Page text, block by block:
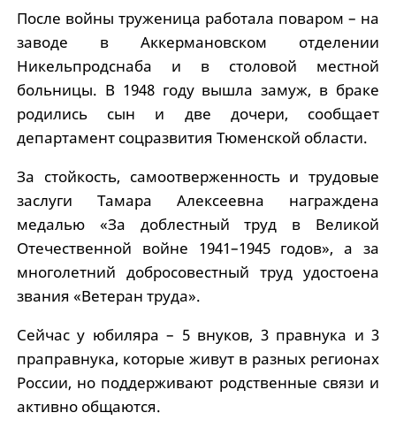
После войны труженица работала поваром – на
заводе в Аккермановском отделении
Никельпродснаба и в столовой местной
больницы. В 1948 году вышла замуж, в браке
родились сын и две дочери, сообщает
департамент соцразвития Тюменской области.
За стойкость, самоотверженность и трудовые
заслуги Тамара Алексеевна награждена
медалью «За доблестный труд в Великой
Отечественной войне 1941–1945 годов», а за
многолетний добросовестный труд удостоена
звания «Ветеран труда».
Сейчас у юбиляра – 5 внуков, 3 правнука и 3
праправнука, которые живут в разных регионах
России, но поддерживают родственные связи и
активно общаются.